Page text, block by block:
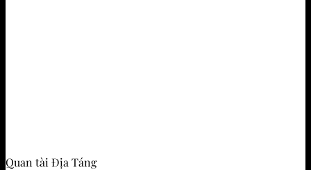
Quan tài Địa Táng